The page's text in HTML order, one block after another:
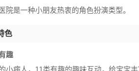
院是一种小朋友热衷的角色扮演类型。
色
趣
小病人，11类有趣的趣味互动，给宝宝丰